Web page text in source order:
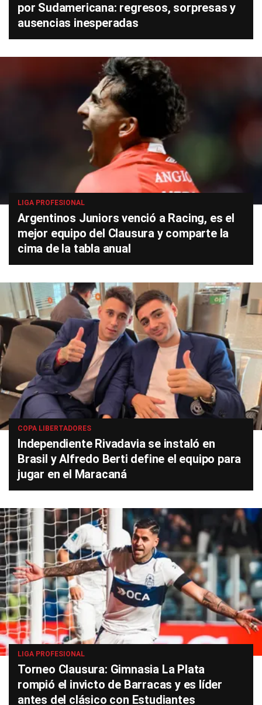
por Sudamericana: regresos, sorpresas y
ausencias inesperadas
LIGA PROFESIONAL
Argentinos Juniors venció a Racing, es el
mejor equipo del Clausura y comparte la
cima de la tabla anual
COPA LIBERTADORES
Independiente Rivadavia se instaló en
Brasil y Alfredo Berti define el equipo para
jugar en el Maracaná
LIGA PROFESIONAL
Torneo Clausura: Gimnasia La Plata
rompió el invicto de Barracas y es líder
antes del clásico con Estudiantes